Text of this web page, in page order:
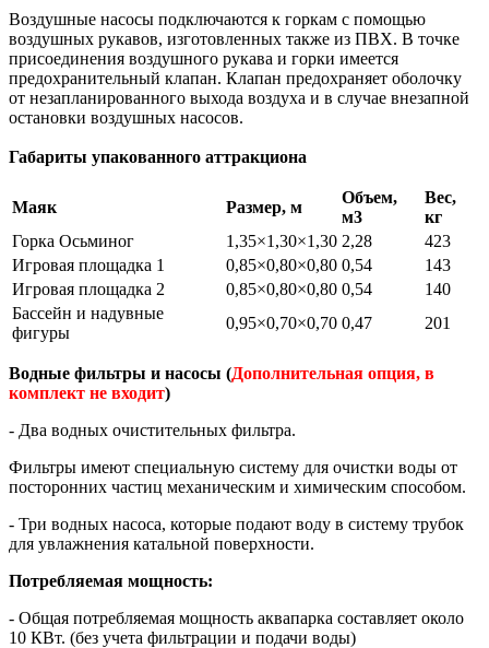
Воздушные насосы подключаются к горкам с помощью
воздушных рукавов, изготовленных также из ПВХ. В точке
присоединения воздушного рукава и горки имеется
предохранительный клапан. Клапан предохраняет оболочку
от незапланированного выхода воздуха и в случае внезапной
остановки воздушных насосов.
Габариты упакованного аттракциона
Маяк Размер, м
Объем,
м3
Вес,
кг
Горка Осьминог
1,35×1,30×1,30 2,28
423
Игровая площадка 1
0,85×0,80×0,80 0,54
143
Игровая площадка 2
0,85×0,80×0,80 0,54
140
Бассейн и надувные
фигуры
0,95×0,70×0,70 0,47 201
Водные фильтры и насосы (Дополнительная опция, в
комплект не входит)
- Два водных очистительных фильтра.
Фильтры имеют специальную систему для очистки воды от
посторонних частиц механическим и химическим способом.
- Три водных насоса, которые подают воду в систему трубок
для увлажнения катальной поверхности.
Потребляемая мощность:
- Общая потребляемая мощность аквапарка составляет около
10 КВт. (без учета фильтрации и подачи воды)